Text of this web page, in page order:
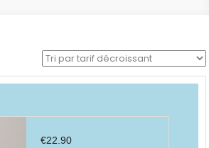
€22.90